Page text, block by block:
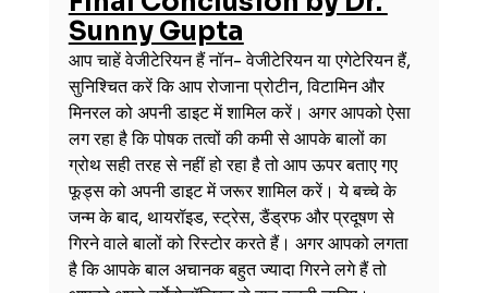
Sunny Gupta
आप चाहें वेजीटेरियन हैं नॉन- वेजीटेरियन या एगेटेरियन हैं,
सुनिश्चित करें कि आप रोजाना प्रोटीन, विटामिन और
मिनरल को अपनी डाइट में शामिल करें। अगर आपको ऐसा
लग रहा है कि पोषक तत्वों की कमी से आपके बालों का
ग्रोथ सही तरह से नहीं हो रहा है तो आप ऊपर बताए गए
फूड्स को अपनी डाइट में जरूर शामिल करें। ये बच्चे के
जन्म के बाद, थायरॉइड, स्ट्रेस, डैंड्रफ और प्रदूषण से
गिरने वाले बालों को रिस्टोर करते हैं। अगर आपको लगता
है कि आपके बाल अचानक बहुत ज्यादा गिरने लगे हैं तो